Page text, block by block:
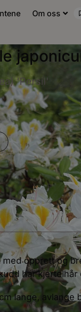
Om oss
'Persil'
opprett og
har
lange, avlange